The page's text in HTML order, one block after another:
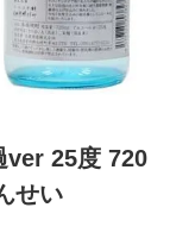
ver 25度 720
せい